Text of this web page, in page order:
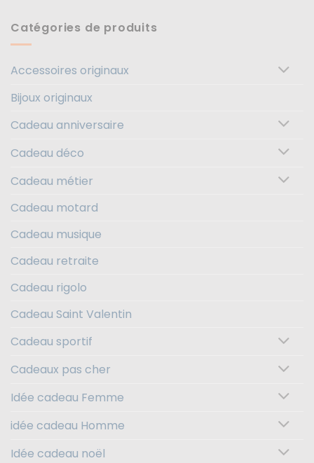
Catégories de produits
Accessoires originaux
Bijoux originaux
Cadeau anniversaire
Cadeau déco
Cadeau métier
Cadeau motard
Cadeau musique
Cadeau retraite
Cadeau rigolo
Cadeau Saint Valentin
Cadeau sportif
Cadeaux pas cher
Idée cadeau Femme
idée cadeau Homme
Idée cadeau noël